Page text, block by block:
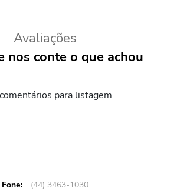
Avaliações
nos conte o que achou
para listagem
Fone:
(44) 3463-1030